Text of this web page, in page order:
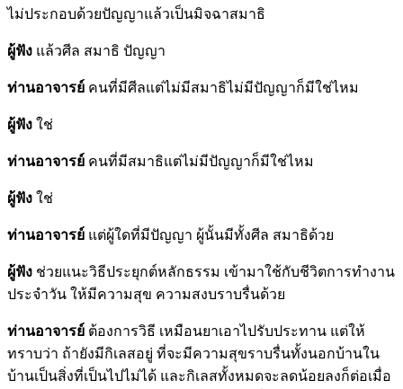
ไม่ประกอบด้วยปัญญาแล้วเป็นมิจฉาสมาธิ
ผู้ฟัง แล้วศีล สมาธิ ปัญญา
ท่านอาจารย์ คนที่มีศีลแต่ไม่มีสมาธิไม่มีปัญญาก็มีใช่ไหม
ผู้ฟัง ใช่
ท่านอาจารย์ คนที่มีสมาธิแต่ไม่มีปัญญาก็มีใช่ไหม
ผู้ฟัง ใช่
ท่านอาจารย์ แต่ผู้ใดที่มีปัญญา ผู้นั้นมีทั้งศีล สมาธิด้วย
ผู้ฟัง ช่วยแนะวิธีประยุกต์หลักธรรม เข้ามาใช้กับชีวิตการทำงาน
ประจำวัน ให้มีความสุข ความสงบราบรื่นด้วย
ท่านอาจารย์ ต้องการวิธี เหมือนยาเอาไปรับประทาน แต่ให้
ทราบว่า ถ้ายังมีกิเลสอยู่ ที่จะมีความสุขราบรื่นทั้งนอกบ้านใน
บ้านเป็นสิ่งที่เป็นไปไม่ได้ และกิเลสทั้งหมดจะลดน้อยลงก็ต่อเมื่อ